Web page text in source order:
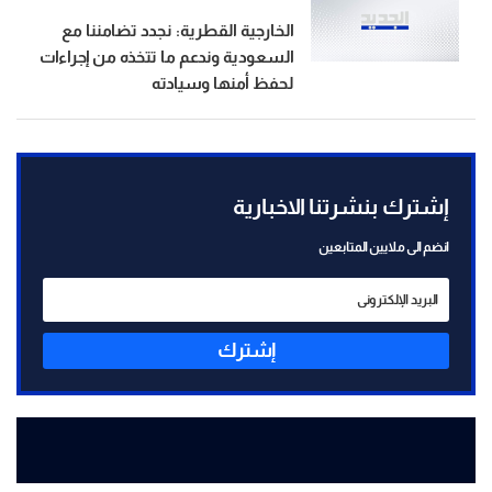
الخارجية القطرية: نجدد تضامننا مع
السعودية وندعم ما تتخذه من إجراءات
لحفظ أمنها وسيادته
إشترك بنشرتنا الاخبارية
انضم الى ملايين المتابعين
إشترك